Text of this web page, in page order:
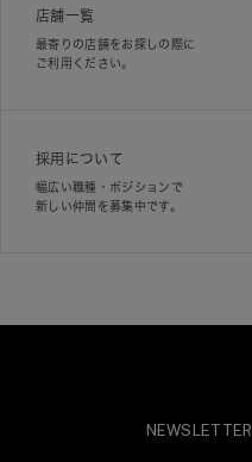
店舗一覧
最寄りの店舗をお探しの際に
ご利用ください。
採用について
幅広い職種・ポジションで
新しい仲間を募集中です。
NEWSLETTER